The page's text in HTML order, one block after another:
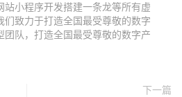
站小程序开发搭建一条龙等所有虚
们致力于打造全国最受尊敬的数字
团队，打造全国最受尊敬的数字产
下一篇